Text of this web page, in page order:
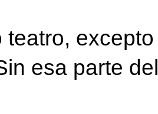
teatro,
esa parte